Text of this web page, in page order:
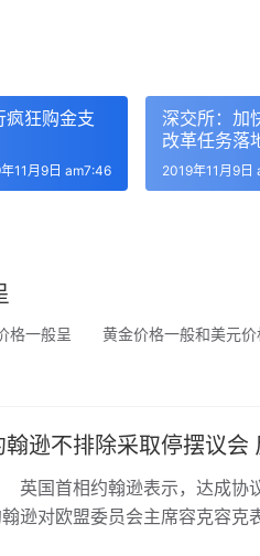
疯狂购金支
11月9日 am7:46
深交所：加
改革任务落
2019年11月9日
格一般呈 黄金价格一般和美元价
翰逊不排除采取停摆议会
国首相约翰逊表示，达成协议
逊对欧盟委员会主席容克容克